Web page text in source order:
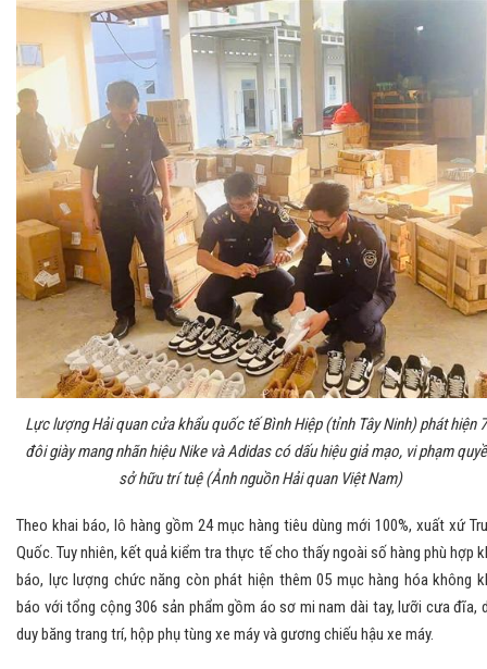
Lực lượng Hải quan cửa khẩu quốc tế Bình Hiệp (tỉnh Tây Ninh) phát hiện
đôi giày mang nhãn hiệu Nike và Adidas có dấu hiệu giả mạo, vi phạm
sở hữu trí tuệ (Ảnh nguồn Hải quan Việt Nam)
Theo khai báo, lô hàng gồm 24 mục hàng tiêu dùng mới 100%, xuất xứ
Quốc. Tuy nhiên, kết quả kiểm tra thực tế cho thấy ngoài số hàng phù hợp
báo, lực lượng chức năng còn phát hiện thêm 05 mục hàng hóa không
báo với tổng cộng 306 sản phẩm gồm áo sơ mi nam dài tay, lưỡi cưa đĩa,
duy băng trang trí, hộp phụ tùng xe máy và gương chiếu hậu xe máy.